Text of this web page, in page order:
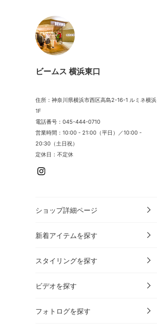
ビームス 横浜東口
住所：神奈川県横浜市西区高島2-16-1 ルミネ横浜
1F
電話番号：045-444-0710
営業時間：10:00 - 21:00（平日）／10:00 -
20:30（土日祝）
定休日：不定休
ショップ詳細ページ
新着アイテムを探す
スタイリングを探す
ビデオを探す
フォトログを探す